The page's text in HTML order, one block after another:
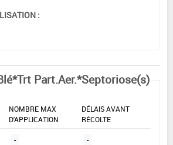
:
Part.Aer.*Septoriose(s)
NOMBRE MAX
D'APPLICATION
DÉLAIS AVANT
RÉCOLTE
- -